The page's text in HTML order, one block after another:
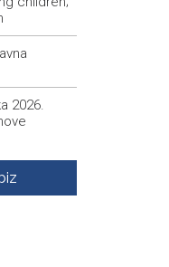
2026.